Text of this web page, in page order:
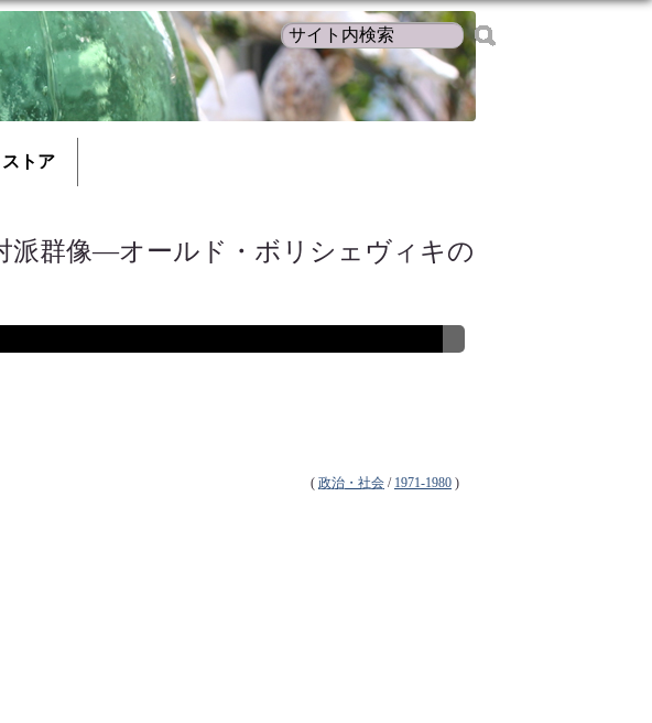
ストア
派群像―オールド・ボリシェヴィキの
( 政治・社会 / 1971-1980 )